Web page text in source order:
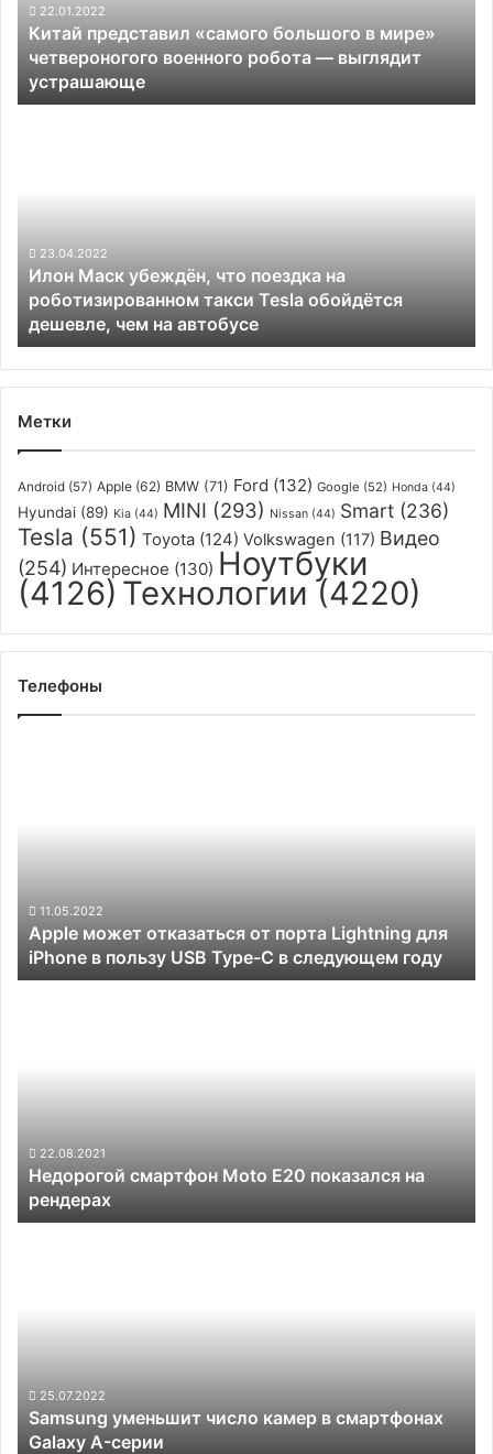
четвероногого
военного
робота
—
выглядит
22.01.2022
Китай представил «самого большого в мире»
четвероногого военного робота — выглядит
устрашающе
роботизированном
такси
Tesla
обойдётся
дешевле,
чем
на
автобусе
23.04.2022
Илон Маск убеждён, что поездка на
роботизированном такси Tesla обойдётся
дешевле, чем на автобусе
Метки
Android (57) Apple (62) BMW (71) Ford (132) Google (52) Honda (44)
Hyundai (89) Kia (44) MINI (293) Nissan (44) Smart (236)
Tesla (551) Toyota (124) Volkswagen (117) Видео
(254) Интересное (130) Ноутбуки
(4126) Технологии (4220)
Телефоны
iPhone
пользу
USB
11.05.2022
Apple может отказаться от порта Lightning для
iPhone в пользу USB Type-C в следующем году
22.08.2021
Недорогой смартфон Moto E20 показался на
рендерах
A-
серии
25.07.2022
Samsung уменьшит число камер в смартфонах
Galaxy A-серии